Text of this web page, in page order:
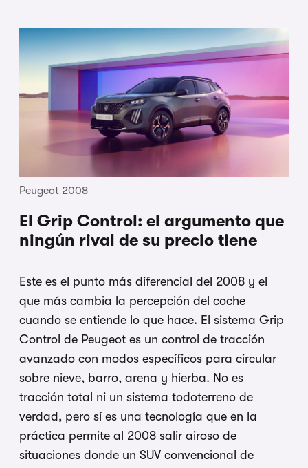
Peugeot 2008
El Grip Control: el argumento que
ningún rival de su precio tiene
Este es el punto más diferencial del 2008 y el
que más cambia la percepción del coche
cuando se entiende lo que hace. El sistema Grip
Control de Peugeot es un control de tracción
avanzado con modos específicos para circular
sobre nieve, barro, arena y hierba. No es
tracción total ni un sistema todoterreno de
verdad, pero sí es una tecnología que en la
práctica permite al 2008 salir airoso de
situaciones donde un SUV convencional de